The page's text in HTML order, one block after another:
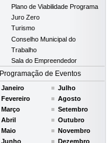
Plano de Viabilidade Programa
Juro Zero
Turismo
Conselho Municipal do
Trabalho
Sala do Empreendedor
Programação de Eventos
Janeiro
Fevereiro
Março
Abril
Maio
Junho
Julho
Agosto
Setembro
Outubro
Novembro
Dezembro